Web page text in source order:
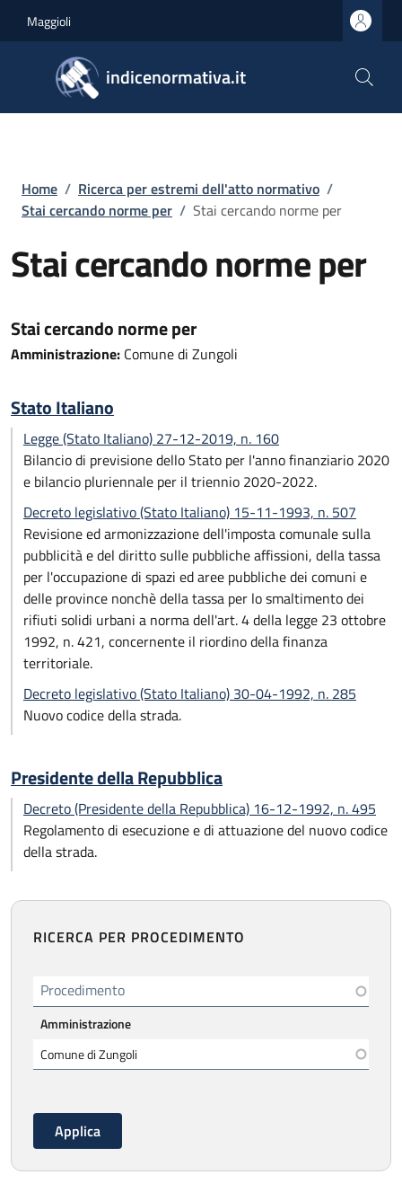
Maggioli
indicenormativa.it
Briciole di pane
Home / Ricerca per estremi dell'atto normativo /
Stai cercando norme per / Stai cercando norme per
Stai cercando norme per
Stai cercando norme per
Amministrazione: Comune di Zungoli
Stato Italiano
Legge (Stato Italiano) 27-12-2019, n. 160
Bilancio di previsione dello Stato per l'anno finanziario 2020
e bilancio pluriennale per il triennio 2020-2022.
Decreto legislativo (Stato Italiano) 15-11-1993, n. 507
Revisione ed armonizzazione dell'imposta comunale sulla
pubblicità e del diritto sulle pubbliche affissioni, della tassa
per l'occupazione di spazi ed aree pubbliche dei comuni e
delle province nonchè della tassa per lo smaltimento dei
rifiuti solidi urbani a norma dell'art. 4 della legge 23 ottobre
1992, n. 421, concernente il riordino della finanza
territoriale.
Decreto legislativo (Stato Italiano) 30-04-1992, n. 285
Nuovo codice della strada.
Presidente della Repubblica
Decreto (Presidente della Repubblica) 16-12-1992, n. 495
Regolamento di esecuzione e di attuazione del nuovo codice
della strada.
RICERCA PER PROCEDIMENTO
Procedimento
Amministrazione